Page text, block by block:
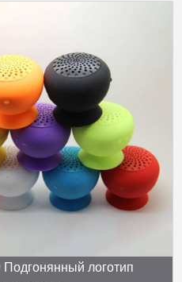
Подгонянный логотип